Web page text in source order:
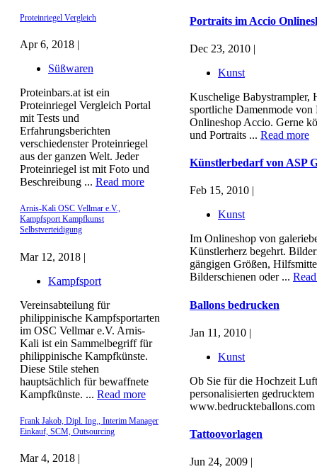
Proteinriegel Vergleich
Apr 6, 2018 |
Süßwaren
Proteinbars.at ist ein
Proteinriegel Vergleich Portal
mit Tests und
Erfahrungsberichten
verschiedenster Proteinriegel
aus der ganzen Welt. Jeder
Proteinriegel ist mit Foto und
Beschreibung ... Read more
Arnis-Kali OSC Vellmar e.V.,
Kampfsport Kampfkunst
Selbstverteidigung
Mar 12, 2018 |
Kampfsport
Vereinsabteilung für
philippinische Kampfsportarten
im OSC Vellmar e.V. Arnis-
Kali ist ein Sammelbegriff für
philippinische Kampfkünste.
Diese Stile stehen
hauptsächlich für bewaffnete
Kampfkünste. ... Read more
Frank Jakob, Dipl. Ing., Interim Manager
Einkauf, SCM, Outsourcing
Mar 4, 2018 |
Portraits im Accio
Dec 23, 2010 |
Kunst
Kuschelige Babystrampler,
sportliche Damenmode von
Onlineshop Accio. Gerne
und Portraits ... Read more
Künstlerbedarf von ASP
Feb 15, 2010 |
Kunst
Im Onlineshop von
Künstlerherz begehrt.
gängigen Größen,
Bilderschienen oder ...
Ballons bedrucken
Jan 11, 2010 |
Kunst
Ob Sie für die Hochzeit
personalisierten
Tattoovorlagen
Jun 24, 2009 |